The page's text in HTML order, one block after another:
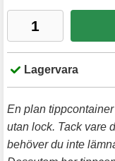
Lagervara
En plan
utan lock. Tack vare
behöver du inte